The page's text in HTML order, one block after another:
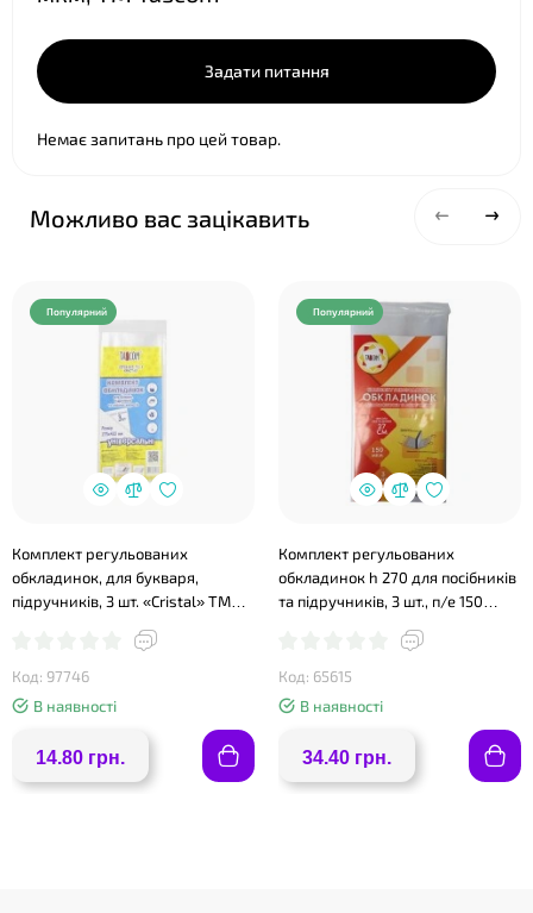
Задати питання
Немає запитань про цей товар.
Можливо вас зацікавить
Популярний
Комплект регульованих
обкладинок, для букваря,
підручників, 3 шт. «Cristal» ТМ
Код: 97746
В наявності
14.80 грн.
Популярний
Комплект регульованих
обкладинок h 270 для посібників
та підручників, 3 шт., п/е 150
Код: 65615
В наявності
34.40 грн.